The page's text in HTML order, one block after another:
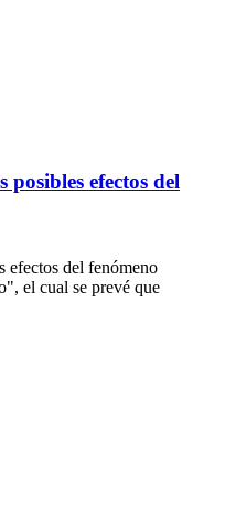
posibles efectos del
efectos del fenómeno
el cual se prevé que